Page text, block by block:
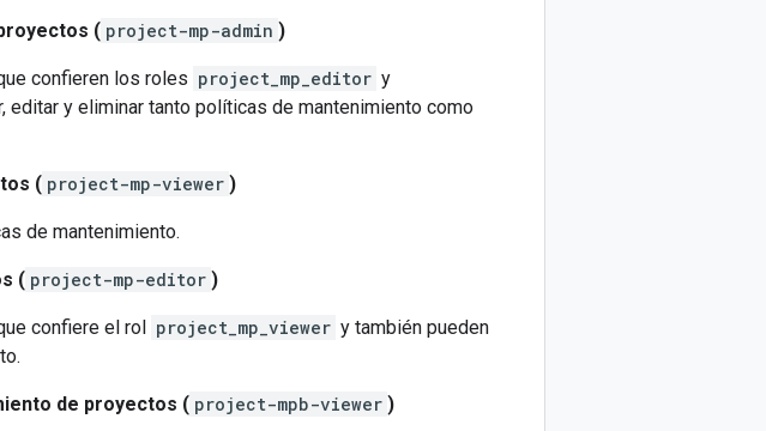
( project-mp-admin )
confieren los roles project_mp_editor y
editar y eliminar tanto políticas de mantenimiento como
( project-mp-viewer )
de mantenimiento.
( project-mp-editor )
confiere el rol project_mp_viewer y también pueden
de proyectos ( project-mpb-viewer )